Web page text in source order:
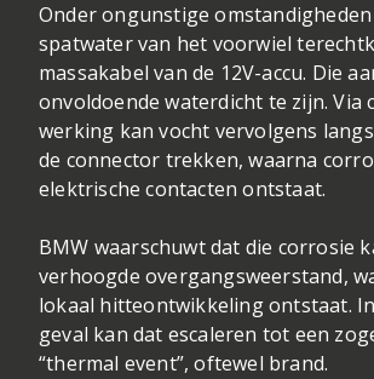
Onder ongunstige
spatwater van het voorwiel
massakabel van de 12V-accu. Die
onvoldoende waterdicht te zijn. Via
werking kan vocht vervolgens
de connector trekken, waarna
elektrische contacten ontstaat.
BMW waarschuwt dat die corrosie
verhoogde overgangsweerstand,
lokaal hitteontwikkeling ontstaat.
geval kan dat escaleren tot een
“thermal event”, oftewel brand.